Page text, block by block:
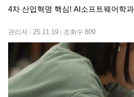
4차 산업혁명 핵심! AI소프트웨어학
관리자 25.11.19 조회수 809